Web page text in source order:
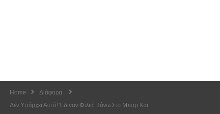
Home
Διάφορα
Δεν Υπάρχει Αυτό! Έδιναν Φιλιά Πάνω Στο Μπαρ Και